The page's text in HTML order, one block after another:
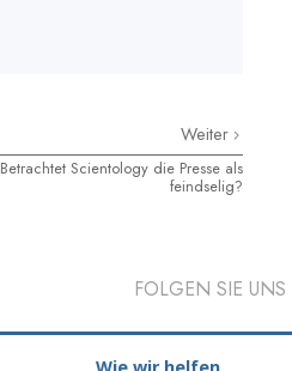
Weiter
Betrachtet Scientology die Presse als
feindselig?
FOLGEN SIE UNS